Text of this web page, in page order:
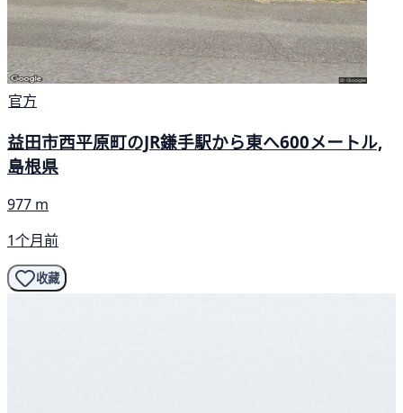
官方
益田市西平原町のJR鎌手駅から東へ600メートル,
島根県
977 m
1个月前
收藏